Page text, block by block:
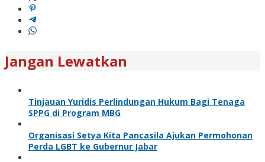
Jangan Lewatkan
Tinjauan Yuridis Perlindungan Hukum Bagi Tenaga
SPPG di Program MBG
Organisasi Setya Kita Pancasila Ajukan Permohonan
Perda LGBT ke Gubernur Jabar